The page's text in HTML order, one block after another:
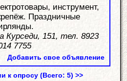
инструмент,
Праздничные
151, тел. 8923
7755
Добавить свое объявление
к опросу (Всего: 5) >>